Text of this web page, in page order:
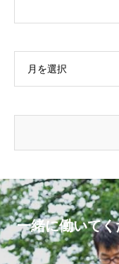
月を選択
一緒に働いて